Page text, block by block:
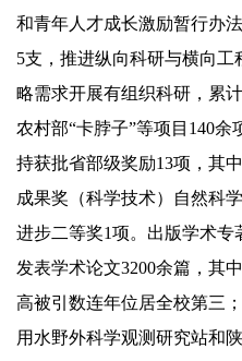
和青年人才成长激励暂行办
5支，推进纵向科研与横向
略需求开展有组织科研，累
农村部“卡脖子”等项目140余
持获批省部级奖励13项，其
成果奖（科学技术）自然科
进步二等奖1项。出版学术专
发表学术论文3200余篇，其
高被引数连年位居全校第三
用水野外科学观测研究站和